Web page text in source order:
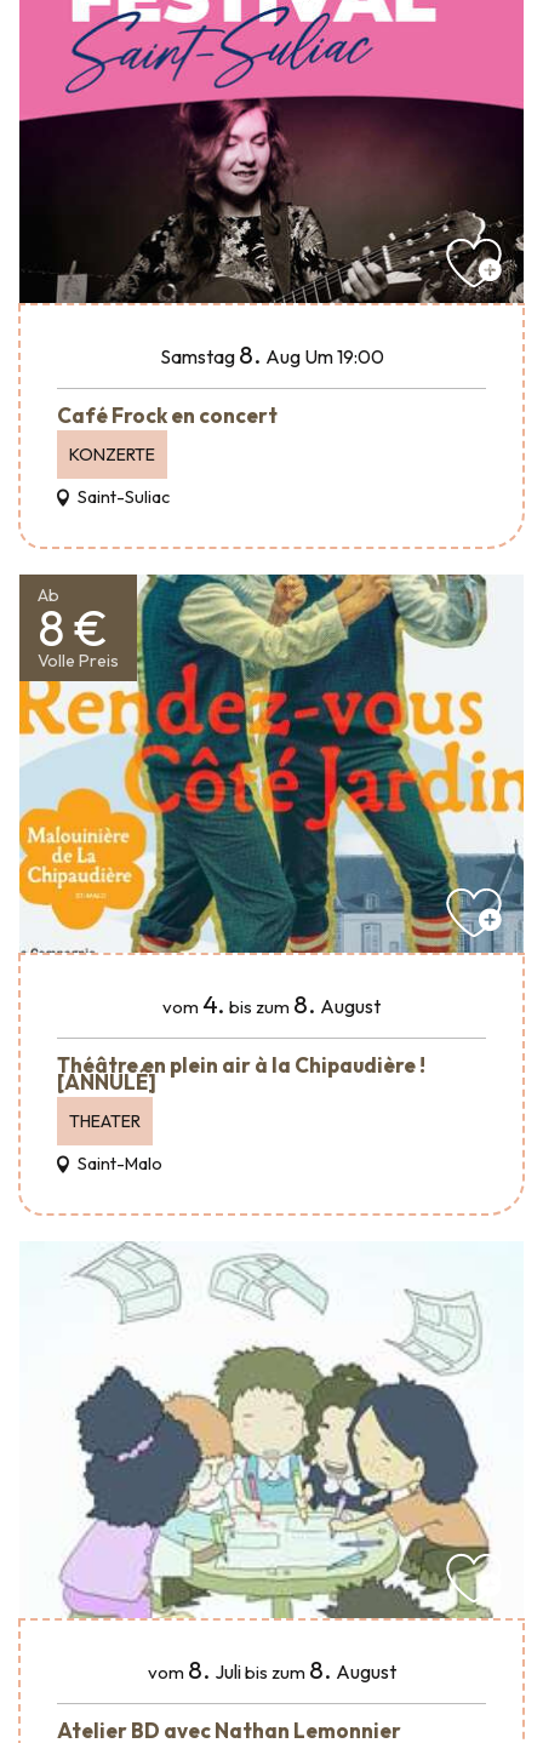
Samstag 8. Aug Um 19:00
Café Frock en concert
KONZERTE
Saint-Suliac
Ab
8 €
Volle Preis
vom 4. bis zum 8. August
Théâtre en plein air à la Chipaudière !
[ANNULÉ]
THEATER
Saint-Malo
vom 8. Julibis zum 8. August
Atelier BD avec Nathan Lemonnier